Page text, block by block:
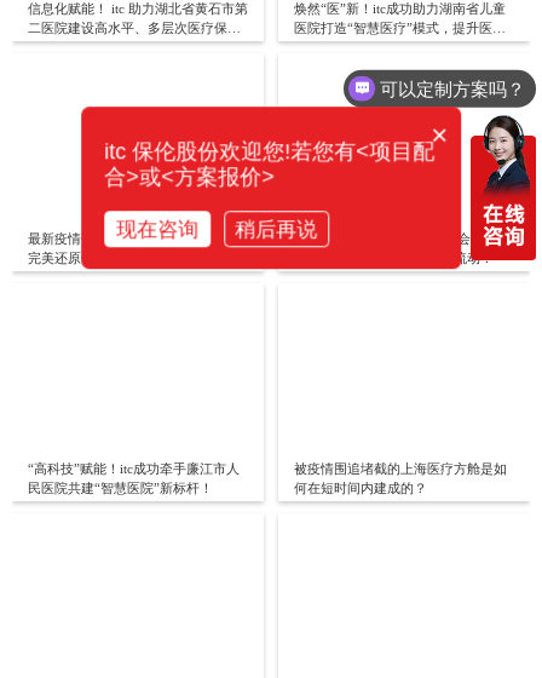
信息化赋能！ itc 助力湖北省黄石市第
二医院建设高水平、多层次医疗保障
体系！
焕然“医”新！itc成功助力湖南省儿童
医院打造“智慧医疗”模式，提升医疗
服务水平
最新疫情研判媒体专访， itc会议扩声
完美还原钟老声音！
itc 助力弋矶山医院打造远程会诊中
心！促进优质医疗资源纵向流动！
“高科技”赋能！itc成功牵手廉江市人
民医院共建“智慧医院”新标杆！
被疫情围追堵截的上海医疗方舱是如
何在短时间内建成的？
可以定制方案吗？
×
itc 保伦股份欢迎您!若您有<项目配
合>或<方案报价>
现在咨询 稍后再说